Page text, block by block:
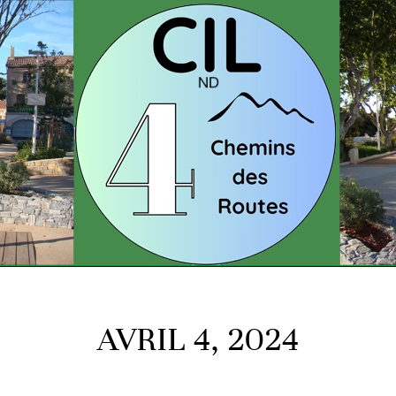
AVRIL 4, 2024